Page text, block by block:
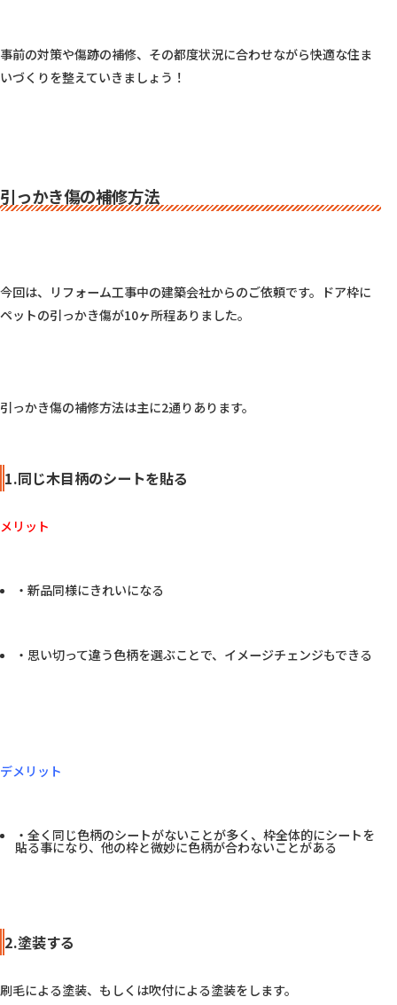
事前の対策や傷跡の補修、その都度状況に合わせながら快適な住ま
いづくりを整えていきましょう！
引っかき傷の補修方法
今回は、リフォーム工事中の建築会社からのご依頼です。ドア枠に
ペットの引っかき傷が10ヶ所程ありました。
引っかき傷の補修方法は主に2通りあります。
1.同じ木目柄のシートを貼る
メリット
・新品同様にきれいになる
・思い切って違う色柄を選ぶことで、イメージチェンジもできる
デメリット
・全く同じ色柄のシートがないことが多く、枠全体的にシートを
貼る事になり、他の枠と微妙に色柄が合わないことがある
2.塗装する
刷毛による塗装、もしくは吹付による塗装をします。